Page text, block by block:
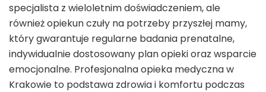
specjalista z wieloletnim doświadczeniem, ale
również opiekun czuły na potrzeby przyszłej mamy,
który gwarantuje regularne badania prenatalne,
indywidualnie dostosowany plan opieki oraz wsparcie
emocjonalne. Profesjonalna opieka medyczna w
Krakowie to podstawa zdrowia i komfortu podczas